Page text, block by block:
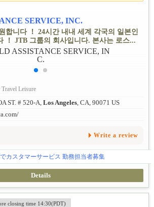
SERVICE, INC.
합니다 ！ 24시간 내내 세계 각국의 일본인
！ JTB 그룹의 회사입니다. 본사는 로스...
Travel Leisure
ST. # 520-A, Los Angeles, CA, 90071 US
Write a review
カスタマーサービス 勤務担当者募集
Details
closing time 14:30(PDT)